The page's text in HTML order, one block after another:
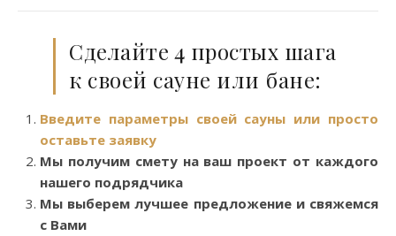
Сделайте 4 простых шага
к своей сауне или бане:
Введите параметры своей сауны или просто
оставьте заявку
Мы получим смету на ваш проект от каждого
нашего подрядчика
Мы выберем лучшее предложение и свяжемся
с Вами